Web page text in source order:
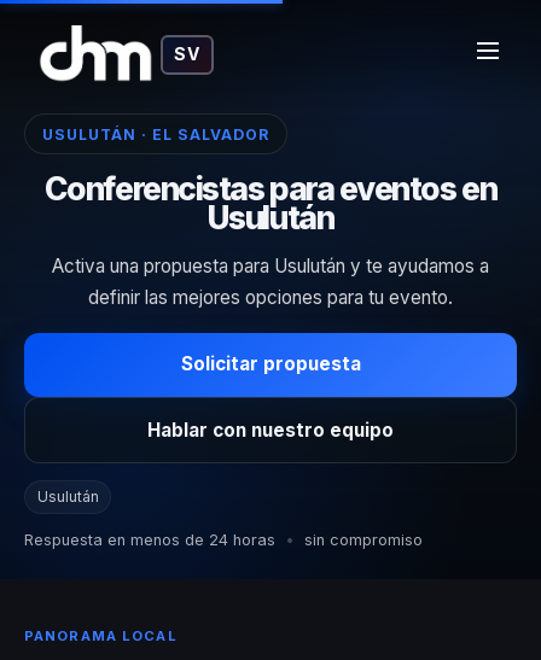
SV
USULUTÁN · EL SALVADOR
Conferencistas para eventos en
Usulután
Activa una propuesta para Usulután y te ayudamos a
definir las mejores opciones para tu evento.
Solicitar propuesta
Hablar con nuestro equipo
Usulután
Respuesta en menos de 24 horas • sin compromiso
PANORAMA LOCAL